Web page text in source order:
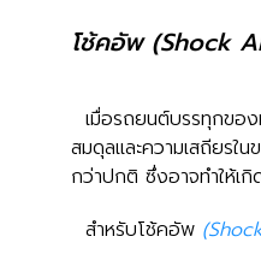
โช้คอัพ (Shock
เมื่อรถยนต์บรรทุกขอ
สมดุลและความเสถียรใ
กว่าปกติ ซึ่งอาจทำให้เ
สำหรับโช้คอัพ